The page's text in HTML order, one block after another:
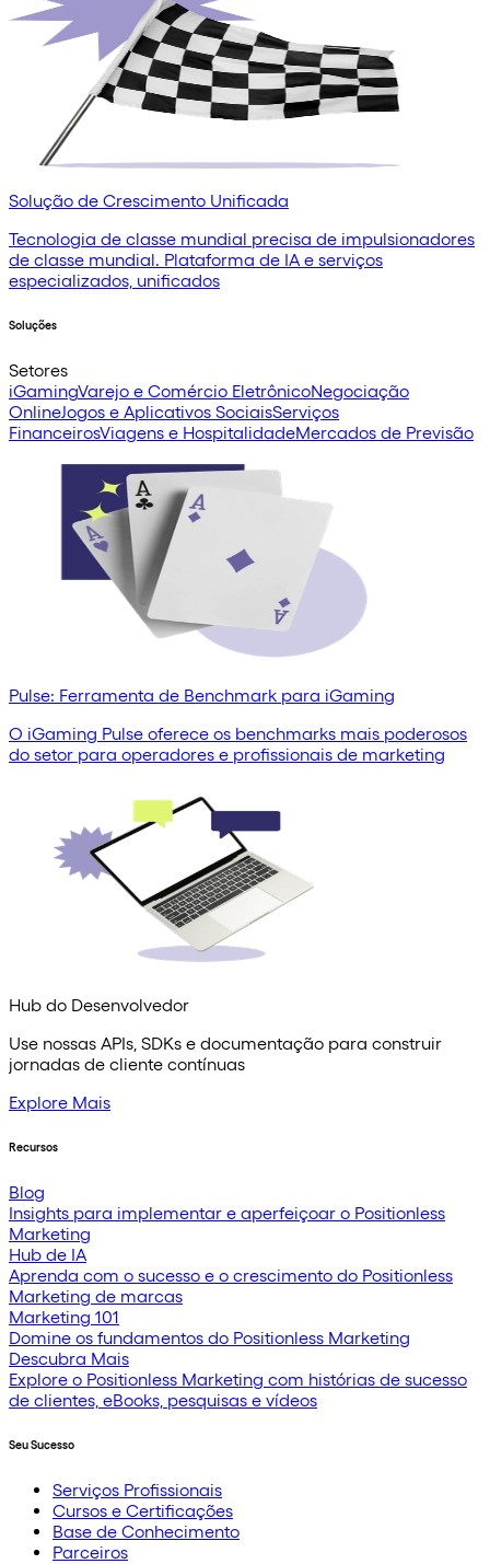
Solução de Crescimento Unificada
Tecnologia de classe mundial precisa de impulsionadores
de classe mundial. Plataforma de IA e serviços
especializados, unificados
Soluções
Setores
iGamingVarejo e Comércio EletrônicoNegociação
OnlineJogos e Aplicativos SociaisServiços
FinanceirosViagens e HospitalidadeMercados de Previsão
Pulse: Ferramenta de Benchmark para iGaming
O iGaming Pulse oferece os benchmarks mais poderosos
do setor para operadores e profissionais de marketing
Hub do Desenvolvedor
Use nossas APIs, SDKs e documentação para construir
jornadas de cliente contínuas
Explore Mais
Recursos
Blog
Insights para implementar e aperfeiçoar o Positionless
Marketing
Hub de IA
Aprenda com o sucesso e o crescimento do Positionless
Marketing de marcas
Marketing 101
Domine os fundamentos do Positionless Marketing
Descubra Mais
Explore o Positionless Marketing com histórias de sucesso
de clientes, eBooks, pesquisas e vídeos
Seu Sucesso
Serviços Profissionais
Cursos e Certificações
Base de Conhecimento
Parceiros